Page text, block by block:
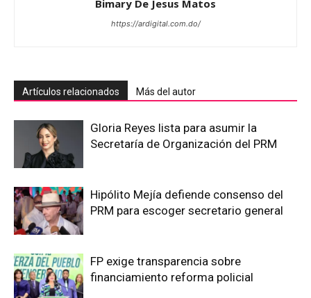
Bimary De Jesus Matos
https://ardigital.com.do/
Artículos relacionados Más del autor
Gloria Reyes lista para asumir la
Secretaría de Organización del PRM
Hipólito Mejía defiende consenso del
PRM para escoger secretario general
FP exige transparencia sobre
financiamiento reforma policial